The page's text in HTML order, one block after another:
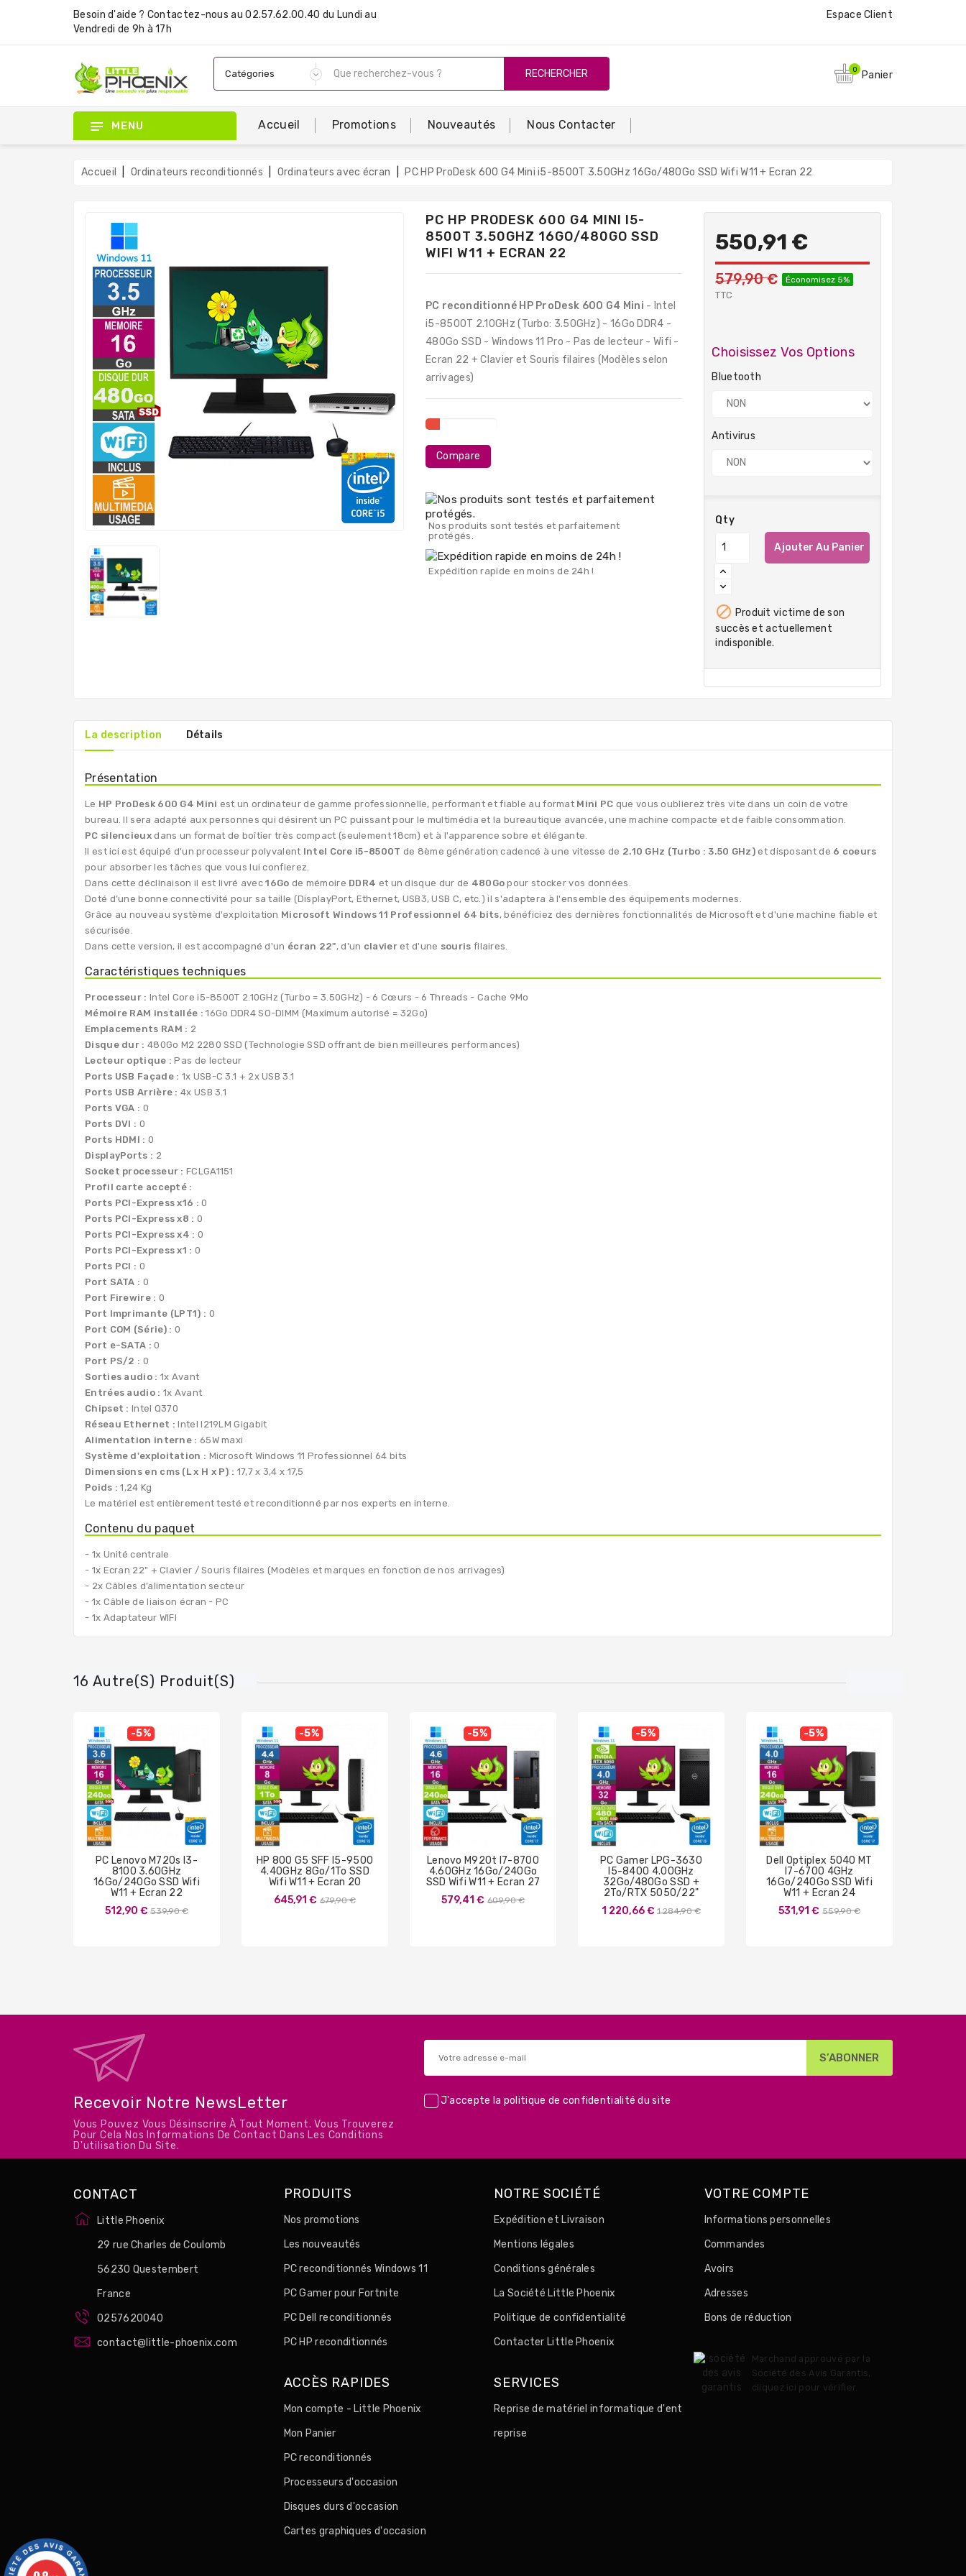
Besoin d'aide ? Contactez-nous au 02.57.62.00.40 du Lundi au
Vendredi de 9h à 17h
Espace Client
RECHERCHER 0 Panier
MENU Accueil Promotions Nouveautés Nous Contacter
Accueil Ordinateurs reconditionnés Ordinateurs avec écran PC HP ProDesk 600 G4 Mini i5-8500T 3.50GHz 16Go/480Go SSD Wifi W11 + Ecran 22
PC HP PRODESK 600 G4 MINI I5-
8500T 3.50GHZ 16GO/480GO SSD
WIFI W11 + ECRAN 22
PC reconditionné HP ProDesk 600 G4 Mini - Intel
i5-8500T 2.10GHz (Turbo: 3.50GHz) - 16Go DDR4 -
480Go SSD - Windows 11 Pro - Pas de lecteur - Wifi -
Ecran 22 + Clavier et Souris filaires (Modèles selon
arrivages)
Compare
Nos produits sont testés et parfaitement
protégés.
Expédition rapide en moins de 24h !
550,91 €
579,90 € Économisez 5%
TTC
Choisissez Vos Options
Bluetooth
Antivirus
Qty
Ajouter Au Panier
 Produit victime de son
succès et actuellement
indisponible.
La description Détails
Présentation
Le HP ProDesk 600 G4 Mini est un ordinateur de gamme professionnelle, performant et fiable au format Mini PC que vous oublierez très vite dans un coin de votre
bureau. Il sera adapté aux personnes qui désirent un PC puissant pour le multimédia et la bureautique avancée, une machine compacte et de faible consommation.
PC silencieuxdans un format de boîtier très compact (seulement 18cm) et à l'apparence sobre et élégante.
Il est ici est équipé d'un processeur polyvalent Intel Core i5-8500T de 8ème génération cadencé à une vitesse de 2.10 GHz (Turbo : 3.50 GHz) et disposant de 6 coeurs
pour absorber les tâches que vous lui confierez.
Dans cette déclinaison il est livré avec16Go de mémoire DDR4 et un disque dur de 480Go pour stocker vos données.
Doté d’une bonne connectivité pour sa taille (DisplayPort, Ethernet, USB3, USB C, etc.) il s'adaptera à l'ensemble des équipements modernes.
Grâce au nouveau système d'exploitation Microsoft Windows 11 Professionnel 64 bits, bénéficiez des dernières fonctionnalités de Microsoft et d'une machine fiable et
sécurisée.
Dans cette version, il est accompagné d'un écran 22", d'un clavieret d'une souris filaires.
Caractéristiques techniques
Processeur : Intel Core i5-8500T 2.10GHz (Turbo = 3.50GHz) - 6 Cœurs - 6 Threads - Cache 9Mo
Mémoire RAM installée :16Go DDR4 SO-DIMM (Maximum autorisé = 32Go)
Emplacements RAM : 2
Disque dur : 480Go M2 2280 SSD (Technologie SSD offrant de bien meilleures performances)
Lecteur optique : Pas de lecteur
Ports USB Façade : 1x USB-C 3.1 + 2x USB 3.1
Ports USB Arrière : 4x USB 3.1
Ports VGA : 0
Ports DVI : 0
Ports HDMI : 0
DisplayPorts : 2
Socket processeur : FCLGA1151
Profil carte accepté :
Ports PCI-Express x16 : 0
Ports PCI-Express x8 : 0
Ports PCI-Express x4 : 0
Ports PCI-Express x1 : 0
Ports PCI : 0
Port SATA : 0
Port Firewire : 0
Port Imprimante (LPT1) : 0
Port COM (Série) : 0
Port e-SATA : 0
Port PS/2 : 0
Sorties audio : 1x Avant
Entrées audio : 1x Avant
Chipset : Intel Q370
Réseau Ethernet :Intel I219LM Gigabit
Alimentation interne : 65W maxi
Système d'exploitation : Microsoft Windows 11 Professionnel 64 bits
Dimensions en cms (L x H x P) : 17,7 x 3,4 x 17,5
Poids :1,24 Kg
Le matériel est entièrement testé et reconditionné par nos experts en interne.
Contenu du paquet
- 1x Unité centrale
- 1x Ecran 22" + Clavier / Souris filaires (Modèles et marques en fonction de nos arrivages)
- 2x Câbles d’alimentation secteur
- 1x Câble de liaison écran - PC
- 1x Adaptateur WIFI
16 Autre(s) Produit(s)
-5%
PC Lenovo M720s I3-
8100 3.60GHz
16Go/240Go SSD Wifi
W11 + Ecran 22
512,90 € Prix
539,90 €
-5%
HP 800 G5 SFF I5-9500
4.40GHz 8Go/1To SSD
Wifi W11 + Ecran 20
645,91 € Prix
679,90 €
-5%
Lenovo M920t I7-8700
4.60GHz 16Go/240Go
SSD Wifi W11 + Ecran 27
579,41 € Prix
609,90 €
-5%
PC Gamer LPG-3630
I5-8400 4.00GHz
32Go/480Go SSD +
2To/RTX 5050/22"
1 220,66 € Prix
1 284,90 €
-5%
Dell Optiplex 5040 MT
I7-6700 4GHz
16Go/240Go SSD Wifi
W11 + Ecran 24
531,91 € Prix
559,90 €
Recevoir Notre NewsLetter
Vous Pouvez Vous Désinscrire À Tout Moment. Vous Trouverez
Pour Cela Nos Informations De Contact Dans Les Conditions
D'utilisation Du Site.
J'accepte la politique de confidentialité du site
CONTACT
Little Phoenix
29 rue Charles de Coulomb
56230 Questembert
France
0257620040
contact@little-phoenix.com
PRODUITS
Nos promotions
Les nouveautés
PC reconditionnés Windows 11
PC Gamer pour Fortnite
PC Dell reconditionnés
PC HP reconditionnés
NOTRE SOCIÉTÉ
Expédition et Livraison
Mentions légales
Conditions générales
La Société Little Phoenix
Politique de confidentialité
Contacter Little Phoenix
ACCÈS RAPIDES
Mon compte - Little Phoenix
Mon Panier
PC reconditionnés
Processeurs d'occasion
Disques durs d'occasion
Cartes graphiques d'occasion
SERVICES
Reprise de matériel informatique d'ent
reprise
VOTRE COMPTE
Informations personnelles
Commandes
Avoirs
Adresses
Bons de réduction
Marchand approuvé par la
Société des Avis Garantis,
cliquez ici pour vérifier